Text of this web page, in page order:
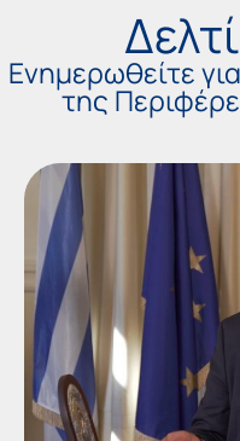
Ενημερωθείτε
της
Page Page Page